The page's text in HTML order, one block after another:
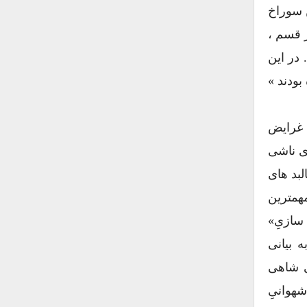
سوراخ
قسم ،
در این
»
غرایض
ناشی
های
سازیِ»
بیانی
شاهی